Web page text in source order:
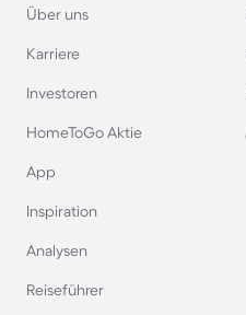
Hütten in Norwegen
Hütten in Bayern
Hütten in der Schweiz
Über uns
Karriere
Investoren
HomeToGo Aktie
App
Inspiration
Analysen
Reiseführer